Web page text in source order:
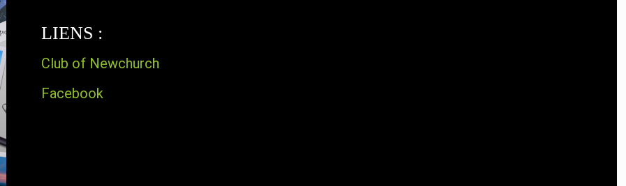
LIENS :
Club of Newchurch
Facebook
custom rencontre le
!Le Rocket Race
par Phil & Krys >
: THE DESIGNER
Szews est un
automobile et moto
dans la conception de
depuis
Parallèlement à
Moto, il dirige son
Man & the